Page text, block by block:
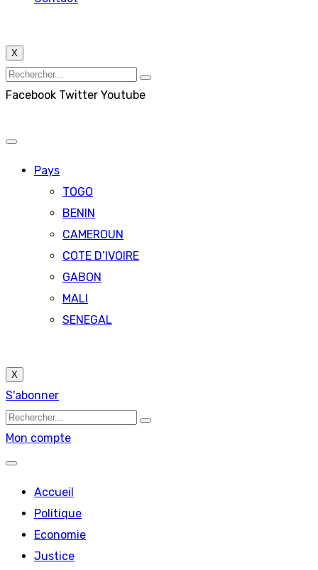
X
Facebook Twitter Youtube
Pays
TOGO
BENIN
CAMEROUN
COTE D’IVOIRE
GABON
MALI
SENEGAL
X
S'abonner
Mon compte
Accueil
Politique
Economie
Justice